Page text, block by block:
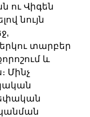
ու Վիգեն
նույն
տարբեր
և
Մինչ